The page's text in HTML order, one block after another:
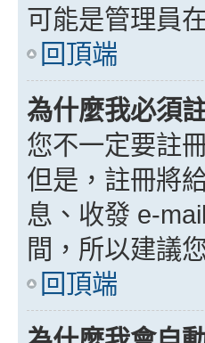
可能是管理員
回頂端
為什麼我必須
您不一定要註
但是，註冊將
息、收發 e-
間，所以建議
回頂端